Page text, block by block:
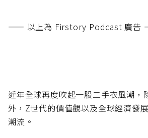
—— 以上為 Firstory Podcast 廣
近年全球再度吹起一股二手衣風潮，
外，Z世代的價值觀以及全球經濟發
潮流。